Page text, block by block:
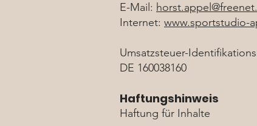
E-Mail:
Internet: www.sportstudio-
Umsatzsteuer-
DE 160038160
Haftungshinweis
Haftung für Inhalte